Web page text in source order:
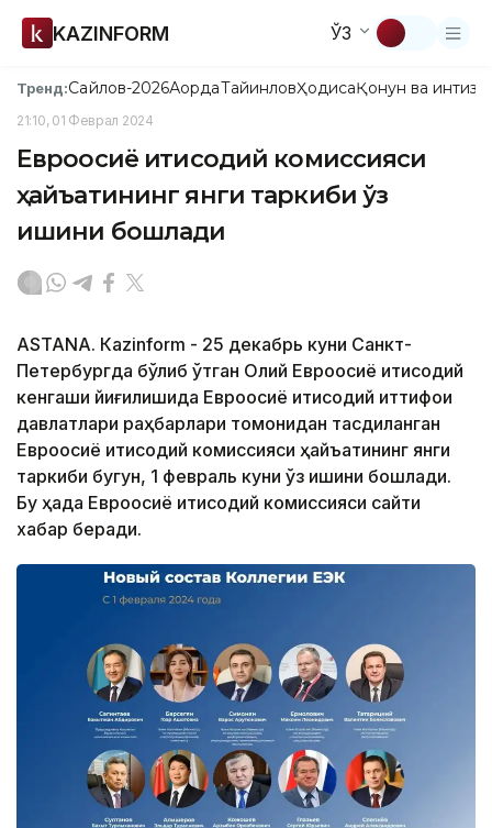
KAZINFORM ЎЗ
Тренд:Сайлов-2026АқордаТайинловҲодисаҚонун ва
21:10, 01 Феврал 2024
Евроосиё иқтисодий комиссияси
ҳайъатининг янги таркиби ўз
ишини бошлади
ASTANА. Кazinform - 25 декабрь куни Санкт-
Петербургда бўлиб ўтган Олий Евроосиё иқтисодий
кенгаши йиғилишида Евроосиё иқтисодий иттифоқи
давлатлари раҳбарлари томонидан тасдиқланган
Евроосиё иқтисодий комиссияси ҳайъатининг янги
таркиби бугун, 1 февраль куни ўз ишини бошлади.
Бу ҳақда Евроосиё иқтисодий комиссияси сайти
хабар беради.